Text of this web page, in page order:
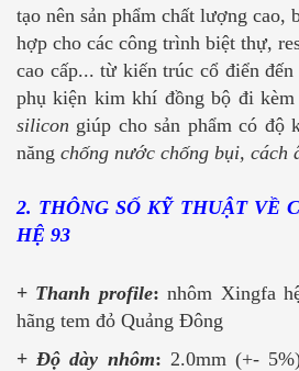
tạo nên sản phẩm chất lượng cao,
hợp cho các công trình biệt thự,
cao cấp... từ kiến trúc cổ điển
phụ kiện kim khí đồng bộ đi
silicon giúp cho sản phẩm có độ
năng chống nước chống bụi, cách
2. THÔNG SỐ KỸ THUẬT VỀ
HỆ 93
+ Thanh profile: nhôm Xingfa
hãng tem đỏ Quảng Đông
+Độ dày nhôm: 2.0mm (+-